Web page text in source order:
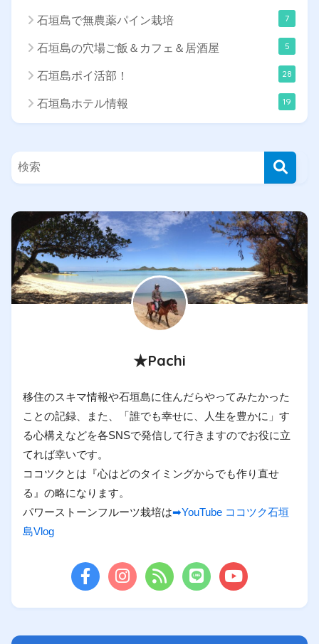
石垣島で無農薬パイン栽培 7
石垣島の穴場ご飯＆カフェ＆居酒屋 5
石垣島ポイ活部！ 28
石垣島ホテル情報 19
★Pachi
移住のスキマ情報や石垣島に住んだらやってみたかった
ことの記録、また、「誰でも幸せに、人生を豊かに」す
る心構えなどを各SNSで発信して行きますのでお役に立
てれば幸いです。
ココツクとは『心はどのタイミングからでも作り直せ
る』の略になります。
パワーストーンフルーツ栽培は➡YouTube ココツク石垣
島Vlog